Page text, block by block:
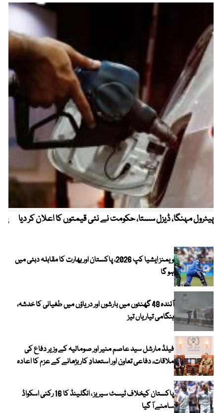
پیٹرول مہنگا، ڈیزل سستا، حکومت نے نئی قیمتوں کا اعلان کر دیا
ویمنز ایشیا کپ 2026، پاکستان اور بھارت کا مقابلہ دبئی میں
ہو گا
آئندہ 48 گھنٹوں میں بارشوں اور دریاؤں میں طغیانی کا خدشہ،
ہنگامی تیاریاں تیز
فیلڈ مارشل سید عاصم منیر اور صومالیہ کے وزیر دفاع کی
ملاقات، دفاعی تعاون اور استعدادِ کار بڑھانے کے عزم کا اعادہ
پاکستان کیخلاف ٹیسٹ سیریز ، انگلینڈ کا 16 رکنی اسکواڈ
سامنے آ گیا